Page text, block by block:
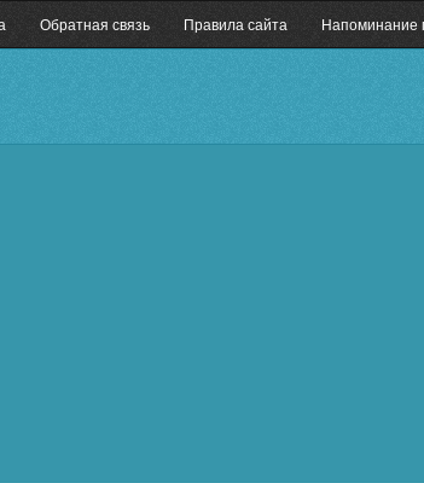
Обратная связь Правила сайта Напоминание